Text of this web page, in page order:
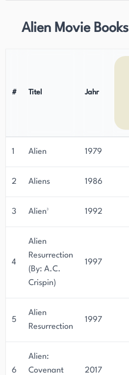
Alien Movie Books
# Titel Jahr
1 Alien 1979
2 Aliens 1986
3 Alien³ 1992
4
Alien
Resurrection
(By: A.C.
Crispin)
1997
5
Alien
Resurrection
1997
6
Alien:
Covenant
2017